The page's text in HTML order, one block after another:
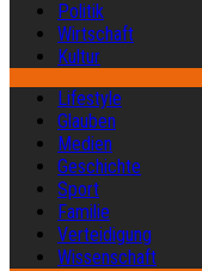
Politik
Wirtschaft
Kultur
Lifestyle
Glauben
Medien
Geschichte
Sport
Familie
Verteidigung
Wissenschaft